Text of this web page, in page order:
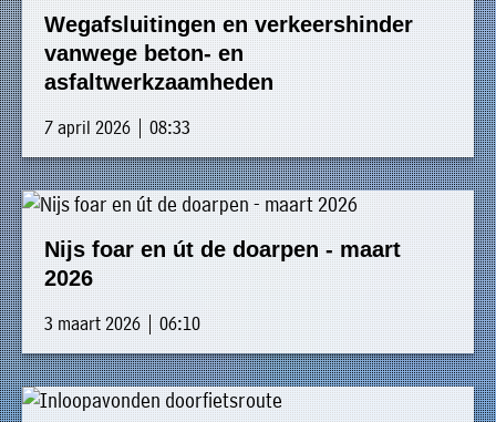
Wegafsluitingen en verkeershinder
vanwege beton- en
asfaltwerkzaamheden
7 april 2026 | 08:33
Nijs foar en út de doarpen - maart
2026
3 maart 2026 | 06:10